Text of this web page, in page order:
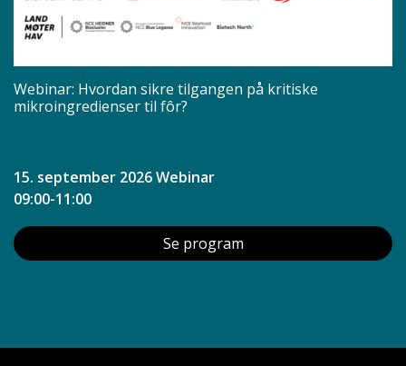
Webinar: Hvordan sikre tilgangen på kritiske
mikroingredienser til fôr?
15. september 2026 Webinar
09:00-11:00
Se program